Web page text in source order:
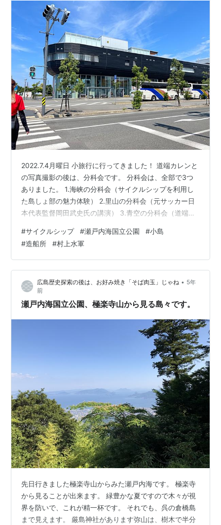
2022.7.4月曜日 小旅行に行ってきました！ 道端カレンと
の写真撮影の後は、分科会です。 分科会は、全部で3つ
ありました。 1.海峡の分科会（サイクルシップを利用し
た島しょ部の魅力体験） 2.里山の分科会（元サッカー日
本代表監督岡田武史氏の講演） 3.青空の分科会（道端カ
大方が、1⃣の海峡の分科会に参加しました。 船の形をし
ているこの今治港から出航です！ 👇出航待ち中です。 👆
いざ出航です~！！ 兎に角、風がすっごく気持ち良い
～！！ しまなみ海道の下をくぐり抜け、ぐるりと周遊し
うず潮を見たあと、 『瀬戸内海国立公園 小島』に到着！
これ…
#サイクルシップ #瀬戸内海国立公園 #小島
#造船所 #村上水軍
広島歴史探索の後は、お好み焼き「そば肉玉」じゃね • 5年
前
瀬戸内海国立公園、極楽寺山から見る島々です。
先日行きました極楽寺山からみた瀬戸内海です。 極楽寺
から見ることが出来ます。 緑豊かな夏ですので木々が視
界を防いで、これが精一杯です。 それでも、呉の倉橋島
まで見えます。 厳島神社があります弥山は、樹木で半分